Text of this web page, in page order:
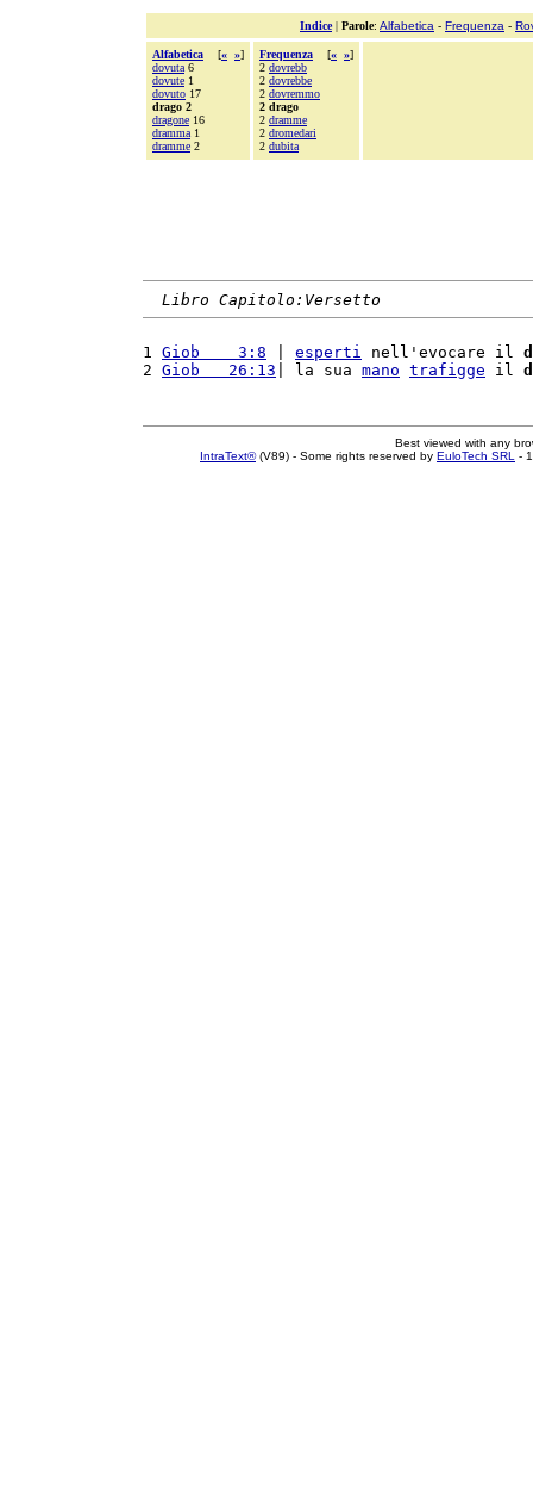
Indice| Parole: Alfabetica - Frequenza -
Alfabetica [« »]
dovuta 6
dovute 1
dovuto 17
drago 2
dragone 16
dramma 1
dramme 2
Frequenza [« »]
2 dovrebb
2 dovrebbe
2 dovremmo
2 drago
2 dramme
2 dromedari
2 dubita
Libro Capitolo:Versetto
1 Giob    3:8 esperti nell'evocare il
2 Giob   26:13 | la sua mano trafigge il
Best viewed with any
IntraText®(V89) - Some rights reserved by EuloTech SRL -